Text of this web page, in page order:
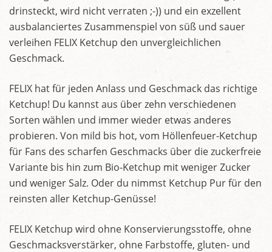
drinsteckt, wird nicht verraten ;-)) und ein exzellent
ausbalanciertes Zusammenspiel von süß und sauer
verleihen FELIX Ketchup den unvergleichlichen
Geschmack.
FELIX hat für jeden Anlass und Geschmack das richtige
Ketchup! Du kannst aus über zehn verschiedenen
Sorten wählen und immer wieder etwas anderes
probieren. Von mild bis hot, vom Höllenfeuer-Ketchup
für Fans des scharfen Geschmacks über die zuckerfreie
Variante bis hin zum Bio-Ketchup mit weniger Zucker
und weniger Salz. Oder du nimmst Ketchup Pur für den
reinsten aller Ketchup-Genüsse!
FELIX Ketchup wird ohne Konservierungsstoffe, ohne
Geschmacksverstärker, ohne Farbstoffe, gluten- und